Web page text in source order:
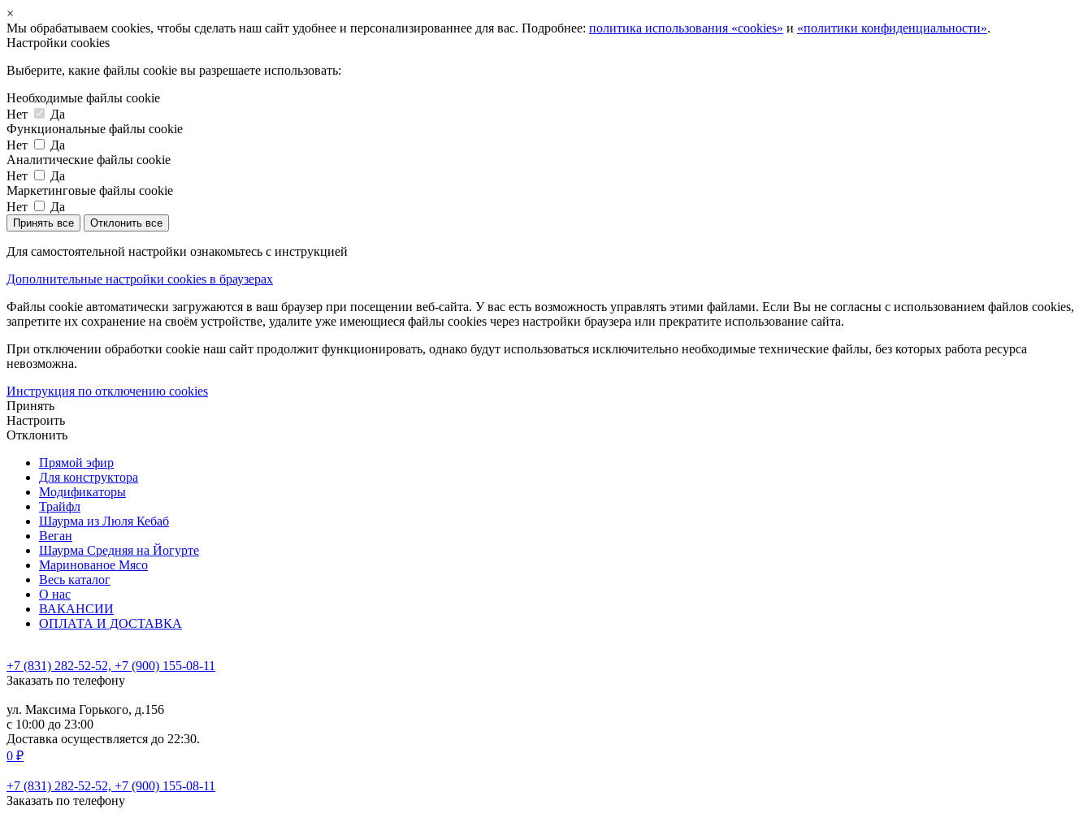
×
Мы обрабатываем cookies, чтобы сделать наш сайт удобнее и персонализированнее для вас. Подробнее: политика использования «cookies» и «политики конфиденциальности».
Настройки cookies
Выберите, какие файлы cookie вы разрешаете использовать:
Необходимые файлы cookie
Нет
Да
Функциональные файлы cookie
Нет
Да
Аналитические файлы cookie
Нет
Да
Маркетинговые файлы cookie
Нет
Да
Принять все Отклонить все
Для самостоятельной настройки ознакомьтесь с инструкцией
Дополнительные настройки cookies в браузерах
Файлы cookie автоматически загружаются в ваш браузер при посещении веб-сайта. У вас есть возможность управлять этими файлами. Если Вы не согласны с использованием файлов cookies,
запретите их сохранение на своём устройстве, удалите уже имеющиеся файлы cookies через настройки браузера или прекратите использование сайта.
При отключении обработки cookie наш сайт продолжит функционировать, однако будут использоваться исключительно необходимые технические файлы, без которых работа ресурса
невозможна.
Инструкция по отключению cookies
Принять
Настроить
Отклонить
Прямой эфир
Для конструктора
Модификаторы
Трайфл
Шаурма из Люля Кебаб
Веган
Шаурма Средняя на Йогурте
Маринованое Мясо
Весь каталог
О нас
ВАКАНСИИ
ОПЛАТА И ДОСТАВКА
+7 (831) 282-52-52, +7 (900) 155-08-11
Заказать по телефону
ул. Максима Горького, д.156
c 10:00 до 23:00
Доставка осуществляется до 22:30.
0 ₽
+7 (831) 282-52-52, +7 (900) 155-08-11
Заказать по телефону